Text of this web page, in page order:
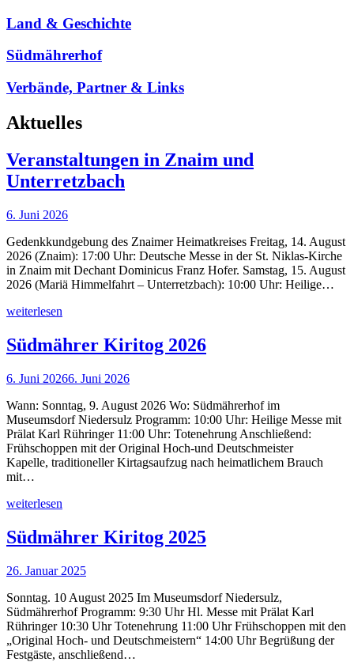
Land & Geschichte
Südmährerhof
Verbände, Partner & Links
Aktuelles
Veranstaltungen in Znaim und
Unterretzbach
6. Juni 2026
Gedenkkundgebung des Znaimer Heimatkreises Freitag, 14. August
2026 (Znaim): 17:00 Uhr: Deutsche Messe in der St. Niklas-Kirche
in Znaim mit Dechant Dominicus Franz Hofer. Samstag, 15. August
2026 (Mariä Himmelfahrt – Unterretzbach): 10:00 Uhr: Heilige…
weiterlesen
Südmährer Kiritog 2026
6. Juni 20266. Juni 2026
Wann: Sonntag, 9. August 2026 Wo: Südmährerhof im
Museumsdorf Niedersulz Programm: 10:00 Uhr: Heilige Messe mit
Prälat Karl Rühringer 11:00 Uhr: Totenehrung Anschließend:
Frühschoppen mit der Original Hoch-und Deutschmeister
Kapelle, traditioneller Kirtagsaufzug nach heimatlichem Brauch
mit…
weiterlesen
Südmährer Kiritog 2025
26. Januar 2025
Sonntag. 10 August 2025 Im Museumsdorf Niedersulz,
Südmährerhof Programm: 9:30 Uhr Hl. Messe mit Prälat Karl
Rühringer 10:30 Uhr Totenehrung 11:00 Uhr Frühschoppen mit den
„Original Hoch- und Deutschmeistern“ 14:00 Uhr Begrüßung der
Festgäste, anschließend…